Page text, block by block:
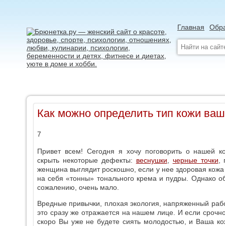
Главная
Как можно определить тип кожи
7
Привет всем! Сегодня я хочу поговорить о нашей
скрыть некоторые дефекты: веснушки черные точки
женщина выглядит роскошно, если у нее здоровая
на себя «тонны» тонального крема и пудры. Однако
сожалению, очень мало.
Вредные привычки, плохая экология, напряженный
это сразу же отражается на нашем лице. И если
скоро Вы уже не будете сиять молодостью, и Ваша